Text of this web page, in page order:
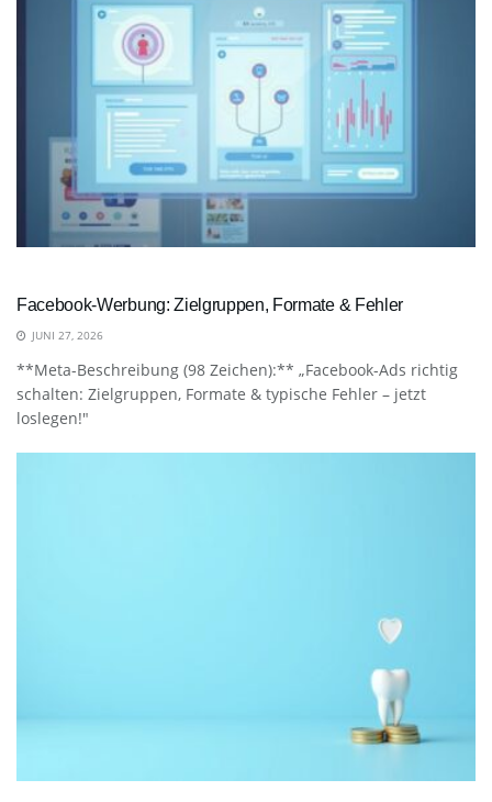
Facebook-Werbung: Zielgruppen, Formate & Fehler
JUNI 27, 2026
**Meta-Beschreibung (98 Zeichen):** „Facebook-Ads richtig
schalten: Zielgruppen, Formate & typische Fehler – jetzt
loslegen!"